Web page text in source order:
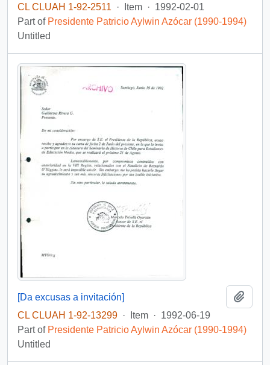
CL CLUAH 1-92-2511
· Item · 1992-02-01
Part of Presidente Patricio Aylwin Azócar (1990-1994)
Untitled
[Da excusas a invitación]
CL CLUAH 1-92-13299 · Item · 1992-06-19
Part of Presidente Patricio Aylwin Azócar (1990-1994)
Untitled